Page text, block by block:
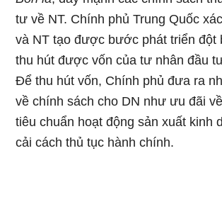
tư về NT. Chính phủ Trung Quốc
và NT tạo được bước phát triển đột
thu hút được vốn của tư nhân đầu
Để thu hút vốn, Chính phủ đưa ra
về chính sách cho DN như ưu đãi
tiêu chuẩn hoạt động sản xuất kinh
cải cách thủ tục hành chính.